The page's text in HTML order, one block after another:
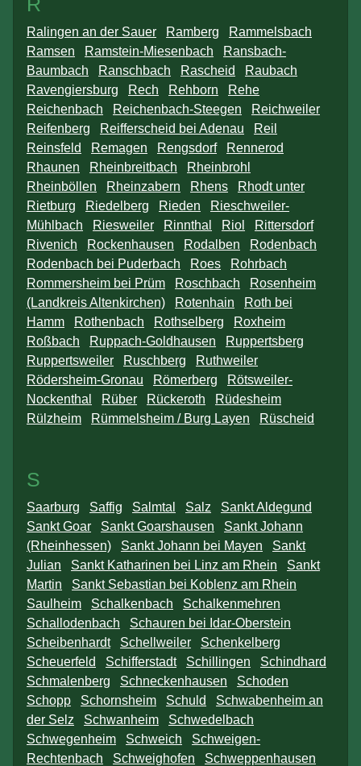
Ralingen an der Sauer Ramberg
Rammelsbach
Ramsen
Ramstein-Miesenbach
Ransbach-
Baumbach
Ranschbach Rascheid
Raubach
Ravengiersburg
Rech Rehborn
Rehe
Reichenbach
Reichenbach-Steegen
Reichweiler
Reifenberg
Reifferscheid bei Adenau
Reil
Reinsfeld
Remagen Rengsdorf
Rennerod
Rhaunen
Rheinbreitbach
Rheinbrohl
Rheinböllen
Rheinzabern Rhens
Rhodt unter
Rietburg
Riedelberg Rieden
Rieschweiler-
Mühlbach
Riesweiler Rinnthal Riol
Rittersdorf
Rivenich
Rockenhausen Rodalben
Rodenbach
Rodenbach bei Puderbach
Roes
Rohrbach
Rommersheim bei Prüm
Roschbach
Rosenheim
(Landkreis Altenkirchen)
Rotenhain
Roth bei
Hamm
Rothenbach Rothselberg
Roxheim
Roßbach
Ruppach-Goldhausen
Ruppertsberg
Ruppertsweiler
Ruschberg
Ruthweiler
Rödersheim-Gronau
Römerberg
Rötsweiler-
Nockenthal
Rüber Rückeroth
Rüdesheim
Rülzheim
Rümmelsheim / Burg Layen Rüscheid
S
Saarburg Saffig Salmtal Salz
Sankt Aldegund
Sankt Goar
Sankt Goarshausen
Sankt Johann
(Rheinhessen)
Sankt Johann bei Mayen
Sankt
Julian
Sankt Katharinen bei Linz am Rhein
Sankt
Martin
Sankt Sebastian bei Koblenz am Rhein
Saulheim
Schalkenbach
Schalkenmehren
Schallodenbach
Schauren bei Idar-Oberstein
Scheibenhardt
Schellweiler
Schenkelberg
Scheuerfeld
Schifferstadt Schillingen
Schindhard
Schmalenberg
Schneckenhausen
Schoden
Schopp
Schornsheim Schuld
Schwabenheim an
der Selz
Schwanheim
Schwedelbach
Schwegenheim
Schweich
Schweigen-
Rechtenbach
Schweighofen
Schweppenhausen